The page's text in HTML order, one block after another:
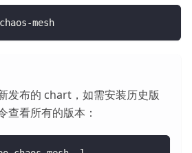
mesh
发布的 chart，如需安装历史版
查看所有的版本：